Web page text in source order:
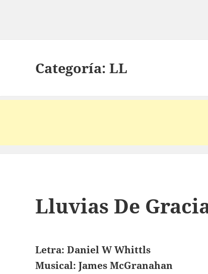
Categoría:LL
Lluvias De
Letra: Daniel W Whittls
Musical: James McGranahan